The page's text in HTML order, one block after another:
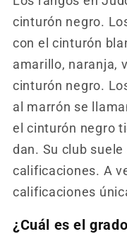
cinturón negro.
con el cinturón
amarillo, naranja,
cinturón negro.
al marrón se
el cinturón negro
dan. Su club
calificaciones. A
calificaciones
¿Cuál es el